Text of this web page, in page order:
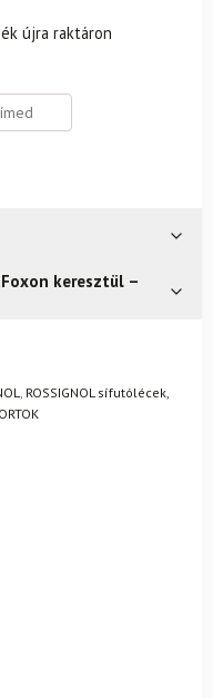
újra raktáron
keresztül –
– a terméket
indoklás nélkül.
, ROSSIGNOL sífutólécek,